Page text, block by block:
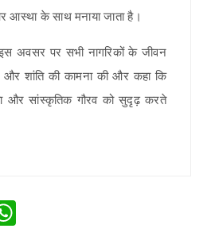
आस्था के साथ मनाया जाता है।
अवसर पर सभी नागरिकों के जीवन
और शांति की कामना की और कहा कि
और सांस्कृतिक गौरव को सुदृढ़ करते